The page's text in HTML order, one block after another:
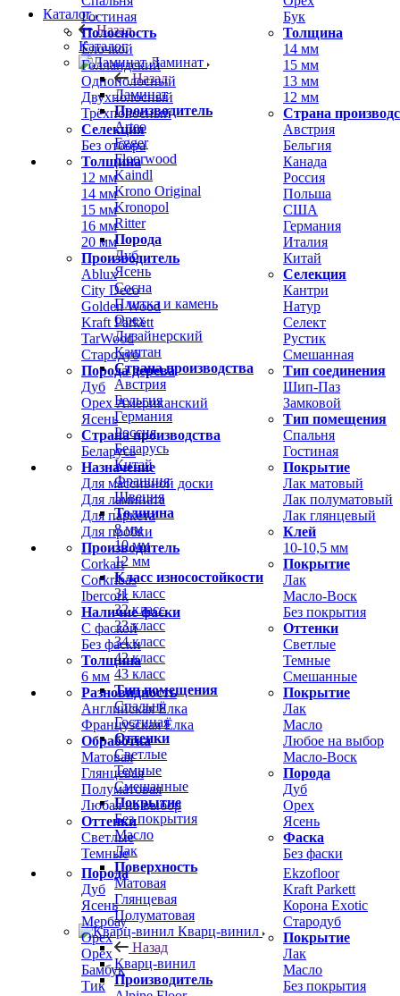
Гостиная
Полосность
Ёлочкой
Голландский
Однополосный
Двухполосный
Трёхполосный
Селекция
Без отбора
Бук
Толщина
14 мм
15 мм
13 мм
12 мм
Страна
Австрия
Бельгия
Толщина
12 мм
14 мм
15 мм
16 мм
20 мм
Производитель
Ablux
City Deco
Golden Wood
Kraft Parkett
TarWood
Стародуб
Порода дерева
Дуб
Орех Американский
Ясень
Страна производства
Беларусь
Канада
Россия
Польша
США
Германия
Италия
Китай
Селекция
Кантри
Натур
Селект
Рустик
Смешанная
Тип соединения
Шип-Паз
Замковой
Тип помещения
Спальня
Гостиная
Назначение
Для массивной доски
Для ламината
Для паркета
Для пробки
Покрытие
Лак матовый
Лак полуматовый
Лак глянцевый
Клей
Производитель
Corkart
Corkribas
Ibercork
Наличие фаски
С фаской
Без фаски
Толщина
6 мм
10-10,5 мм
Покрытие
Лак
Масло-Воск
Без покрытия
Оттенки
Светлые
Темные
Смешанные
Разновидность
Английская Ёлка
Французская Ёлка
Обработка
Матовая
Глянцевая
Полуматовая
Любая на выбор
Оттенки
Светлые
Темные
Покрытие
Лак
Масло
Любое на выбор
Масло-Воск
Порода
Дуб
Орех
Ясень
Фаска
Без фаски
Порода
Дуб
Ясень
Мербау
Орех
Орех
Бамбук
Тик
Ekzofloor
Kraft Parkett
Корона Exotic
Стародуб
Покрытие
Лак
Масло
Без покрытия
Каталог
Назад
Каталог
Ламинат
Назад
Ламинат
Производитель
Arteo
Egger
Floorwood
Kaindl
Krono Original
Kronopol
Ritter
Порода
Дуб
Ясень
Сосна
Плитка и камень
Орех
Дизайнерский
Каштан
Страна производства
Австрия
Бельгия
Германия
Россия
Беларусь
Китай
Франция
Швеция
Толщина
8 мм
10 мм
12 мм
Класс износостойкости
31 класс
32 класс
33 класс
34 класс
42 класс
43 класс
Тип помещения
Спальня
Гостиная
Оттенки
Светлые
Темные
Смешанные
Покрытие
Без покрытия
Масло
Лак
Поверхность
Матовая
Глянцевая
Полуматовая
Кварц-винил
Назад
Кварц-винил
Производитель